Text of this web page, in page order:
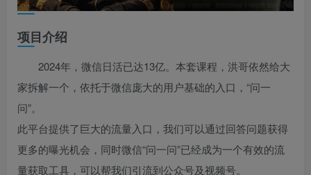
项目介绍
2024年，微信日活已达13亿。本套课程，洪哥依然给大
家拆解一个，依托于微信庞大的用户基础的入口，“问一
问”。
此平台提供了巨大的流量入口，我们可以通过回答问题获得
更多的曝光机会，同时微信“问一问”已经成为一个有效的流
量获取工具，可以帮我们引流到公众号及视频号。